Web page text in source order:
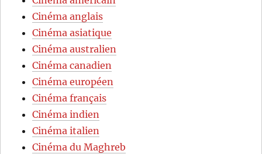
Cinéma anglais
Cinéma asiatique
Cinéma australien
Cinéma canadien
Cinéma européen
Cinéma français
Cinéma indien
Cinéma italien
Cinéma du Maghreb